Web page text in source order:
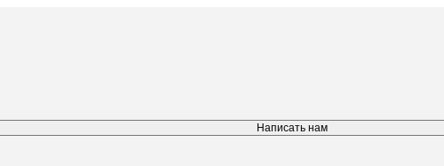
Написать нам